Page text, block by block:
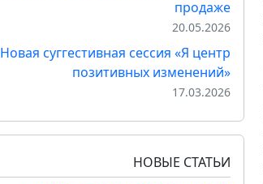
продаже
20.05.2026
Новая суггестивная сессия «Я центр
позитивных изменений»
17.03.2026
НОВЫЕ СТАТЬИ